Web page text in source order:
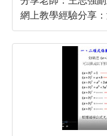
網上教學經驗分享